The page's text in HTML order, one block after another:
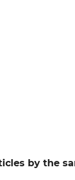
by the